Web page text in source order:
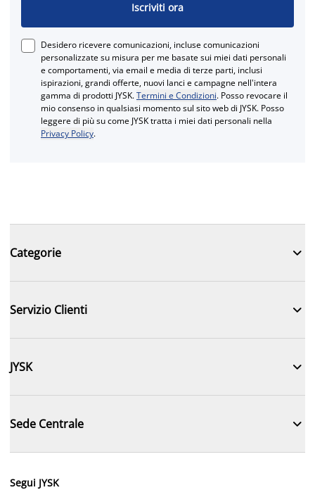
Iscriviti ora
Desidero ricevere comunicazioni, incluse comunicazioni
personalizzate su misura per me basate sui miei dati personali
e comportamenti, via email e media di terze parti, inclusi
ispirazioni, grandi offerte, nuovi lanci e campagne nell'intera
gamma di prodotti JYSK.Termini e Condizioni. Posso revocare il
mio consenso in qualsiasi momento sul sito web di JYSK. Posso
leggere di più su come JYSK tratta i miei dati personali nella
Privacy Policy.
Categorie 
Servizio Clienti 
JYSK 
Sede Centrale 
Segui JYSK